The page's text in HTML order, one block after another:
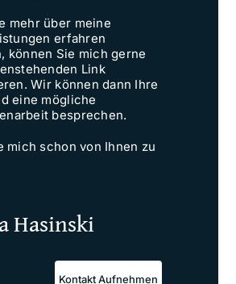
mehr über meine
erfahren
können Sie mich gerne
Link
Wir können dann Ihre
eine mögliche
besprechen.
mich schon von Ihnen zu
Hasinski
Kontakt Aufnehmen